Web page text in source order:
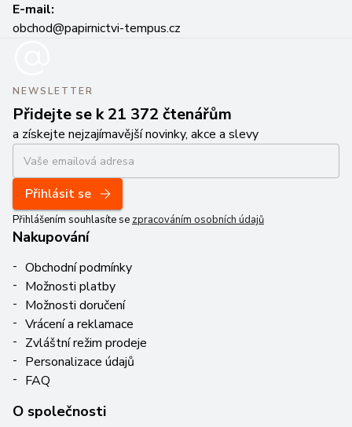
E-mail:
obchod@papirnictvi-tempus.cz
NEWSLETTER
Přidejte se k 21 372 čtenářům
a získejte nejzajímavější novinky, akce a slevy
Přihlásit se
Přihlášením souhlasíte se zpracováním osobních údajů
Nakupování
Obchodní podmínky
Možnosti platby
Možnosti doručení
Vrácení a reklamace
Zvláštní režim prodeje
Personalizace údajů
FAQ
O společnosti